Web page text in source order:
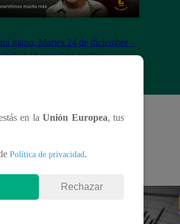
mano, Martes 24 de diciembre –
148 completo (online y
en laUnión Europea, tus
Política de privacidad.
Rechazar